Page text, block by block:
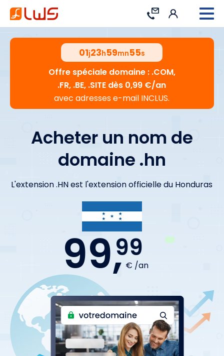
Contact Connexion
01j23h59mn54s
Offre spéciale domaine : .COM,
.FR, .BE, .SITE dès 0,99 €/an
avec adresses e-mail INCLUS.
Acheter un nom de
domaine .hn
L'extension .HN est l'extension officielle du Honduras
99,99
€ /an